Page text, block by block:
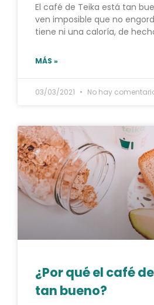
El café de Teika está tan
ven imposible que no
tiene ni una caloría, de
MÁS »
03/03/2021 No hay
¿Por qué el café
tan bueno?